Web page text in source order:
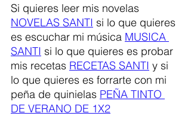
Si quieres leer mis novelas
NOVELAS SANTI si lo que quieres
es escuchar mi música MUSICA
SANTI si lo que quieres es probar
mis recetas RECETAS SANTI y si
lo que quieres es forrarte con mi
peña de quinielas PEÑA TINTO
DE VERANO DE 1X2